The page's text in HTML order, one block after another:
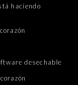
haciendo
desechable